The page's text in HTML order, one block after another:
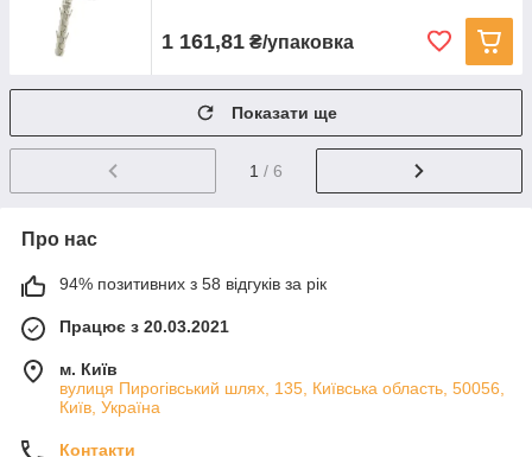
1 161,81 ₴/упаковка
Показати ще
1 / 6
Про нас
94% позитивних з 58 відгуків за рік
Працює з 20.03.2021
м. Київ
вулиця Пирогівський шлях, 135, Київська область, 50056,
Київ, Україна
Контакти